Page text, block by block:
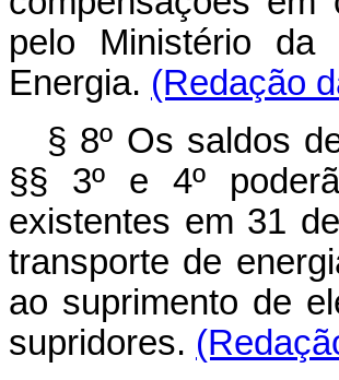
pelo Ministério
Energia. (Redação
§ 8º Os saldos
§§ 3º e 4º
existentes em 31
transporte de
ao suprimento de
supridores.